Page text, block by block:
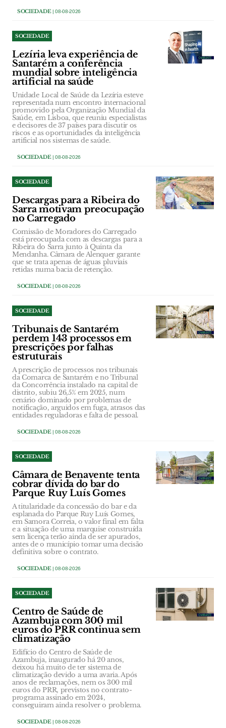
SOCIEDADE| 08-08-2026
SOCIEDADE
Lezíria leva experiência de
Santarém a conferência
mundial sobre inteligência
artificial na saúde
Unidade Local de Saúde da Lezíria esteve
representada num encontro internacional
promovido pela Organização Mundial da
Saúde, em Lisboa, que reuniu especialistas
e decisores de 37 países para discutir os
riscos e as oportunidades da inteligência
artificial nos sistemas de saúde.
SOCIEDADE| 08-08-2026
SOCIEDADE
Descargas para a Ribeira do
Sarra motivam preocupação
no Carregado
Comissão de Moradores do Carregado
está preocupada com as descargas para a
Ribeira do Sarra junto à Quinta da
Mendanha. Câmara de Alenquer garante
que se trata apenas de águas pluviais
retidas numa bacia de retenção.
SOCIEDADE| 08-08-2026
SOCIEDADE
Tribunais de Santarém
perdem 143 processos em
prescrições por falhas
estruturais
A prescrição de processos nos tribunais
da Comarca de Santarém e no Tribunal
da Concorrência instalado na capital de
distrito, subiu 26,5% em 2025, num
cenário dominado por problemas de
notificação, arguidos em fuga, atrasos das
entidades reguladoras e falta de pessoal.
SOCIEDADE| 08-08-2026
SOCIEDADE
Câmara de Benavente tenta
cobrar dívida do bar do
Parque Ruy Luís Gomes
A titularidade da concessão do bar e da
esplanada do Parque Ruy Luís Gomes,
em Samora Correia, o valor final em falta
e a situação de uma marquise construída
sem licença terão ainda de ser apurados,
antes de o município tomar uma decisão
definitiva sobre o contrato.
SOCIEDADE| 08-08-2026
SOCIEDADE
Centro de Saúde de
Azambuja com 300 mil
euros do PRR continua sem
climatização
Edifício do Centro de Saúde de
Azambuja, inaugurado há 20 anos,
deixou há muito de ter sistema de
climatização devido a uma avaria. Após
anos de reclamações, nem os 300 mil
euros do PRR, previstos no contrato-
programa assinado em 2024,
conseguiram ainda resolver o problema.
SOCIEDADE| 08-08-2026